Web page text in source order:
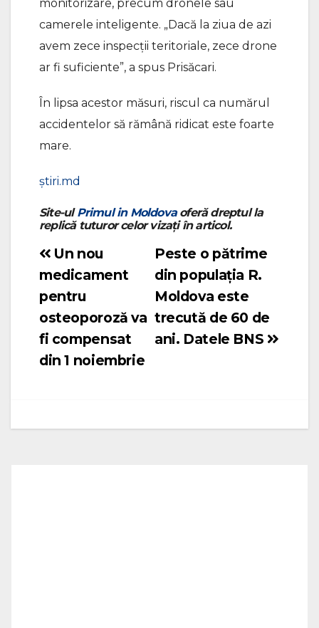
monitorizare, precum dronele sau
camerele inteligente. „Dacă la ziua de azi
avem zece inspecții teritoriale, zece drone
ar fi suficiente”, a spus Prisăcari.
În lipsa acestor măsuri, riscul ca numărul
accidentelor să rămână ridicat este foarte
mare.
știri.md
Site-ulPrimul in Moldovaoferă dreptul la
replică tuturor celor vizați în articol.
Navigare
în
articole
Peste o pătrime
din populația R.
Moldova este
trecută de 60 de
ani. Datele BNS
Un nou
medicament
pentru
osteoporoză va
fi compensat
din 1 noiembrie